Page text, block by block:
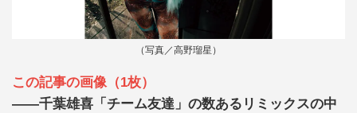
（写真／高野瑠星）
この記事の画像（1枚）
――千葉雄喜「チーム友達」の数あるリミックスの中